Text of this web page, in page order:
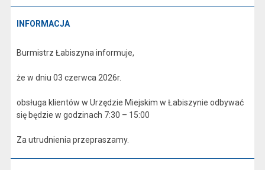
INFORMACJA
Burmistrz Łabiszyna informuje,
że w dniu 03 czerwca 2026r.
obsługa klientów w Urzędzie Miejskim w Łabiszynie odbywać
się będzie w godzinach 7:30 – 15:00
Za utrudnienia przepraszamy.